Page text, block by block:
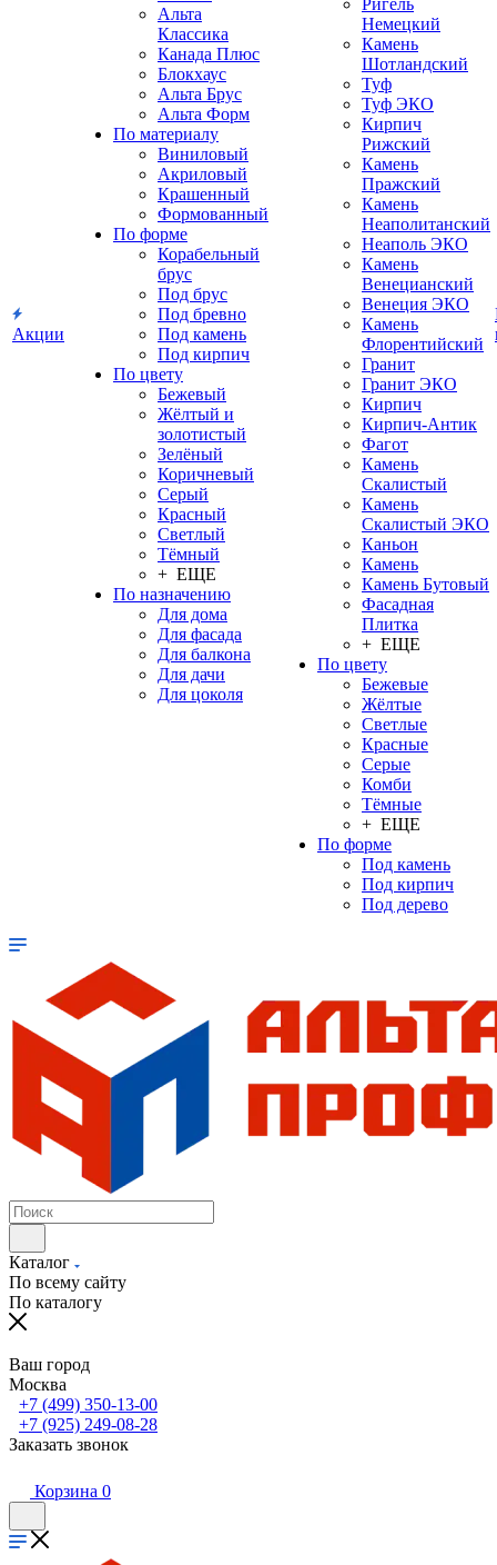
Акции
Альта
Классика
Канада Плюс
Блокхаус
Альта Брус
Альта Форм
По материалу
Виниловый
Акриловый
Крашенный
Формованный
По форме
Корабельный
брус
Под брус
Под бревно
Под камень
Под кирпич
По цвету
Бежевый
Жёлтый и
золотистый
Зелёный
Коричневый
Серый
Красный
Светлый
Тёмный
+ ЕЩЕ
По назначению
Для дома
Для фасада
Для балкона
Для дачи
Для цоколя
Ригель
Немецкий
Камень
Шотландский
Туф
Туф ЭКО
Кирпич
Рижский
Камень
Пражский
Камень
Неаполитанский
Неаполь ЭКО
Камень
Венецианский
Венеция ЭКО
Камень
Флорентийский
Гранит
Гранит ЭКО
Кирпич
Кирпич-Антик
Фагот
Камень
Скалистый
Камень
Скалистый ЭКО
Каньон
Камень
Камень Бутовый
Фасадная
Плитка
+ ЕЩЕ
По цвету
Бежевые
Жёлтые
Светлые
Красные
Серые
Комби
Тёмные
+ ЕЩЕ
По форме
Под камень
Под кирпич
Под дерево
Каталог
По всему сайту
По каталогу
Ваш город
Москва
+7 (499) 350-13-00
+7 (925) 249-08-28
Заказать звонок
Корзина 0